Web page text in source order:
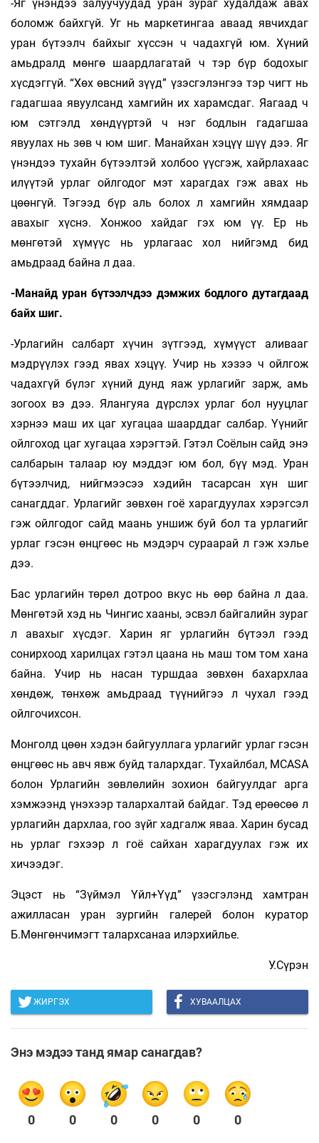
-Яг үнэндээ залуучуудад уран зураг худалдаж авах
боломж байхгүй. Уг нь маркетингаа аваад явчихдаг
уран бүтээлч байхыг хүссэн ч чадахгүй юм. Хүний
амьдралд мөнгө шаардлагатай ч тэр бүр бодохыг
хүсдэггүй. “Хөх өвсний зүүд” үзэсгэлэнгээ тэр чигт нь
гадагшаа явуулсанд хамгийн их харамсдаг. Яагаад ч
юм сэтгэлд хөндүүртэй ч нэг бодлын гадагшаа
явуулах нь зөв ч юм шиг. Манайхан хэцүү шүү дээ. Яг
үнэндээ тухайн бүтээлтэй холбоо үүсгэж, хайрлахаас
илүүтэй урлаг ойлгодог мэт харагдах гэж авах нь
цөөнгүй. Тэгээд бүр аль болох л хамгийн хямдаар
авахыг хүснэ. Хонжоо хайдаг гэх юм үү. Ер нь
мөнгөтэй хүмүүс нь урлагаас хол нийгэмд бид
амьдраад байна л даа.
-Манайд уран бүтээлчдээ дэмжих бодлого дутагдаад
байх шиг.
-Урлагийн салбарт хүчин зүтгээд, хүмүүст аливааг
мэдрүүлэх гээд явах хэцүү. Учир нь хэзээ ч ойлгож
чадахгүй бүлэг хүний дунд яаж урлагийг зарж, амь
зогоох вэ дээ. Ялангуяа дүрслэх урлаг бол нууцлаг
хэрнээ маш их цаг хугацаа шаарддаг салбар. Үүнийг
ойлгоход цаг хугацаа хэрэгтэй. Гэтэл Соёлын сайд энэ
салбарын талаар юу мэддэг юм бол, бүү мэд. Уран
бүтээлчид, нийгмээсээ хэдийн тасарсан хүн шиг
санагддаг. Урлагийг зөвхөн гоё харагдуулах хэрэгсэл
гэж ойлгодог сайд маань уншиж буй бол та урлагийг
урлаг гэсэн өнцгөөс нь мэдэрч сураарай л гэж хэлье
дээ.
Бас урлагийн төрөл дотроо вкус нь өөр байна л даа.
Мөнгөтэй хэд нь Чингис хааны, эсвэл байгалийн зураг
л авахыг хүсдэг. Харин яг урлагийн бүтээл гээд
сонирхоод харилцах гэтэл цаана нь маш том том хана
байна. Учир нь насан туршдаа зөвхөн бахархлаа
хөндөж, төнхөж амьдраад түүнийгээ л чухал гээд
ойлгочихсон.
Монголд цөөн хэдэн байгууллага урлагийг урлаг гэсэн
өнцгөөс нь авч явж буйд талархдаг. Тухайлбал, MCASA
болон Урлагийн зөвлөлийн зохион байгуулдаг арга
хэмжээнд үнэхээр талархалтай байдаг. Тэд ерөөсөө л
урлагийн дархлаа, гоо зүйг хадгалж яваа. Харин бусад
нь урлаг гэхээр л гоё сайхан харагдуулах гэж их
хичээдэг.
Эцэст нь “Зүймэл Үйл+Үүд” үзэсгэлэнд хамт­­­ран
ажилласан уран зургийн галерей болон ку­ратор
Б.Мөнгөнчимэгт талархсанаа илэрхийлье.
У.Сүрэн
ЖИРГЭХ ХУВААЛЦАХ
Энэ мэдээ танд ямар санагдав?
0 0 0 0 0 0